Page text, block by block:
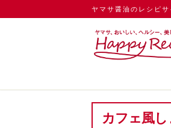
ヤマサ醤油のレシピ
カフェ風